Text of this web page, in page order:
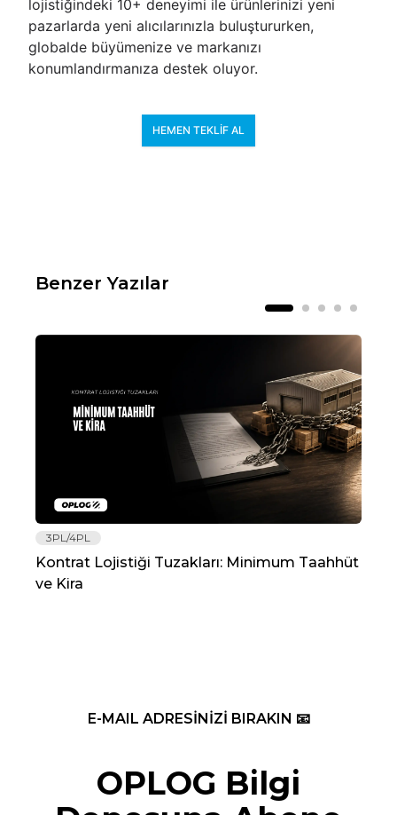
lojistiğindeki 10+ deneyimi ile ürünlerinizi yeni
pazarlarda yeni alıcılarınızla buluştururken,
globalde büyümenize ve markanızı
konumlandırmanıza destek oluyor.
HEMEN TEKLIF AL
Benzer Yazılar
3PL/4PL
Kontrat Lojistiği Tuzakları: Minimum Taahhüt
ve Kira
E-MAIL ADRESİNİZİ BIRAKIN 📧
OPLOG Bilgi